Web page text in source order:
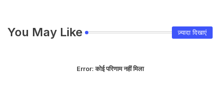
You May Like ज़्यादा दिखाएं
Error:कोई परिणाम नहीं मिला